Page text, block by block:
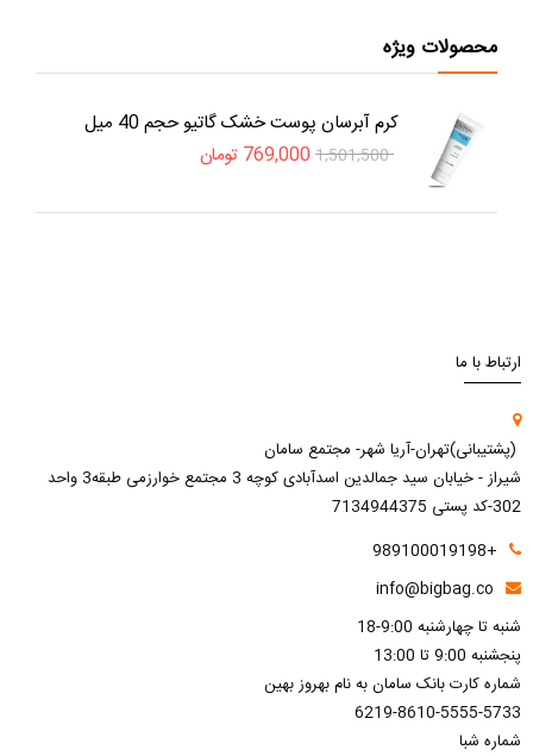
محصولات ویژه
کرم آبرسان پوست خشک گاتیو حجم 40 میل
1,501,500
769,000 تومان
ارتباط با ما
(پشتیبانی)تهران-آریا شهر- مجتمع سامان
شیراز - خیابان سید جمالدین اسدآبادی کوچه 3 مجتمع خوارزمی طبقه3 واحد
302-کد پستی 7134944375
+989100019198
info@bigbag.co
شنبه تا چهارشنبه 9:00-18
پنجشنبه 9:00 تا 13:00
شماره کارت بانک سامان به نام بهروز بهین
6219-8610-5555-5733
شماره شبا